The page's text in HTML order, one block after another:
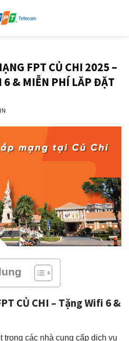
FPT CỦ CHI 2025 –
6 & MIỄN PHÍ LĂP ĐẶT
CỦ CHI – Tặng Wifi 6 &
trong các nhà cung cấp dịch vụ